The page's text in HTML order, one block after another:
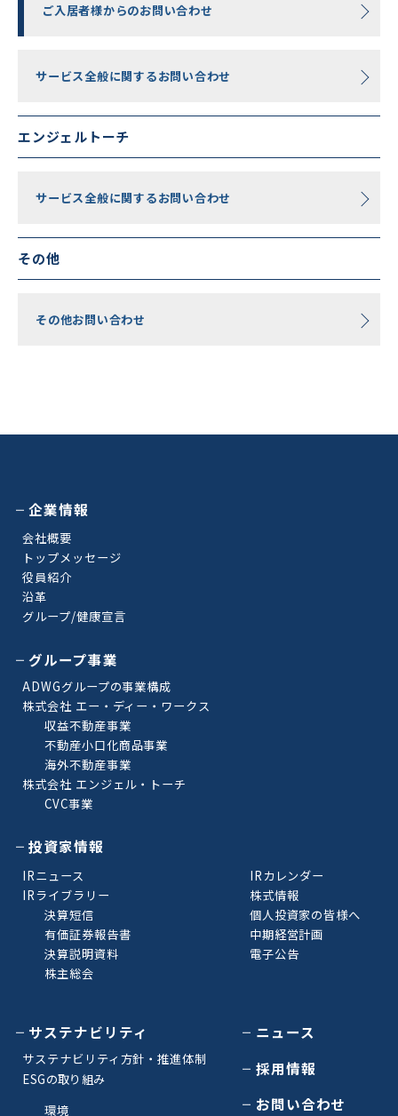
ご入居者様からのお問い合わせ
サービス全般に関するお問い合わせ
エンジェルトーチ
サービス全般に関するお問い合わせ
その他
その他お問い合わせ
企業情報
会社概要
トップメッセージ
役員紹介
沿革
グループ/健康宣言
グループ事業
ADWGグループの事業構成
株式会社 エー・ディー・ワークス
収益不動産事業
不動産小口化商品事業
海外不動産事業
株式会社 エンジェル・トーチ
CVC事業
投資家情報
IRニュース
IRライブラリー
決算短信
有価証券報告書
決算説明資料
株主総会
IRカレンダー
株式情報
個人投資家の皆様へ
中期経営計画
電子公告
サステナビリティ
サステナビリティ方針・推進体制
ESGの取り組み
環境
ニュース
採用情報
お問い合わせ